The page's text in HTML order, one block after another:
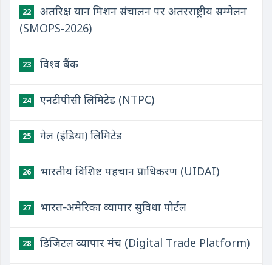
22
अंतरिक्ष यान मिशन संचालन पर अंतरराष्ट्रीय सम्मेलन
(SMOPS‑2026)
23 विश्व बैंक
24 एनटीपीसी लिमिटेड (NTPC)
25 गेल (इंडिया) लिमिटेड
26 भारतीय विशिष्ट पहचान प्राधिकरण (UIDAI)
27 भारत-अमेरिका व्यापार सुविधा पोर्टल
28 डिजिटल व्यापार मंच (Digital Trade Platform)